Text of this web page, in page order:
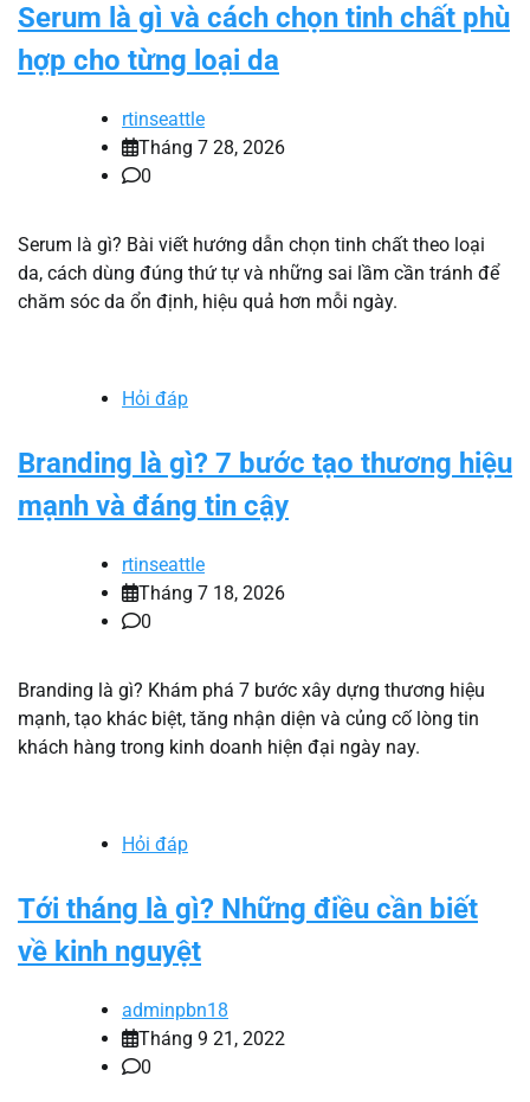
Serum là gì và cách chọn tinh chất phù
hợp cho từng loại da
rtinseattle
Tháng 7 28, 2026
0
Serum là gì? Bài viết hướng dẫn chọn tinh chất theo loại
da, cách dùng đúng thứ tự và những sai lầm cần tránh để
chăm sóc da ổn định, hiệu quả hơn mỗi ngày.
Hỏi đáp
Branding là gì? 7 bước tạo thương hiệu
mạnh và đáng tin cậy
rtinseattle
Tháng 7 18, 2026
0
Branding là gì? Khám phá 7 bước xây dựng thương hiệu
mạnh, tạo khác biệt, tăng nhận diện và củng cố lòng tin
khách hàng trong kinh doanh hiện đại ngày nay.
Hỏi đáp
Tới tháng là gì? Những điều cần biết
về kinh nguyệt
adminpbn18
Tháng 9 21, 2022
0